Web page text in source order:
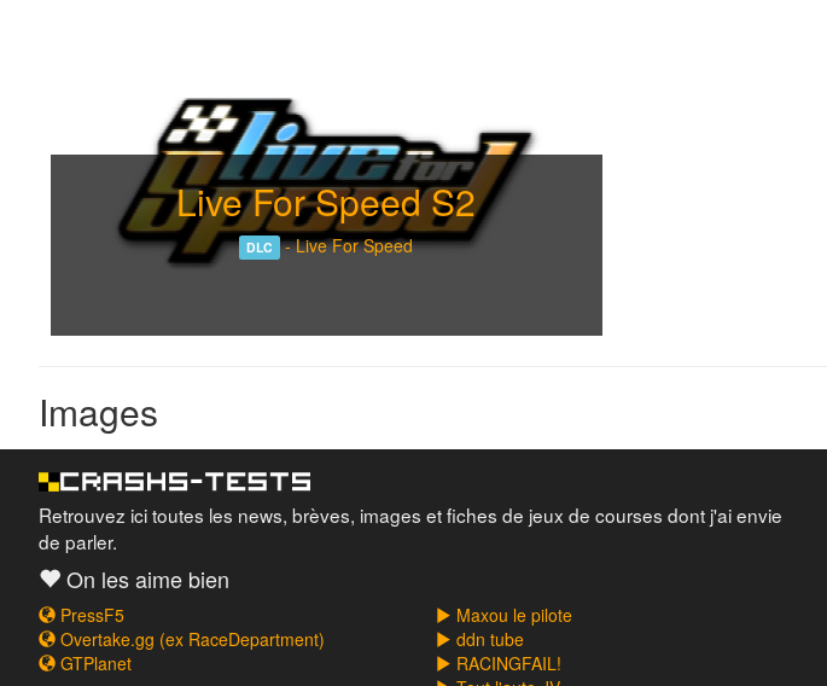
Live For Speed S2
DLC -Live For Speed
Images
Retrouvez ici toutes les news, brèves, images et fiches de jeux de courses dont j'ai envie
de parler.
On les aime bien
PressF5
Overtake.gg (ex RaceDepartment)
GTPlanet
Maxou le pilote
ddn tube
RACINGFAIL!